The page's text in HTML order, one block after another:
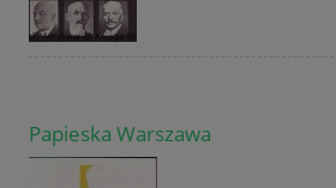
Papieska Warszawa